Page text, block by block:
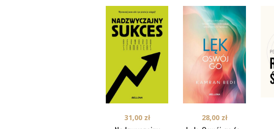
31,00 zł 28,00 zł